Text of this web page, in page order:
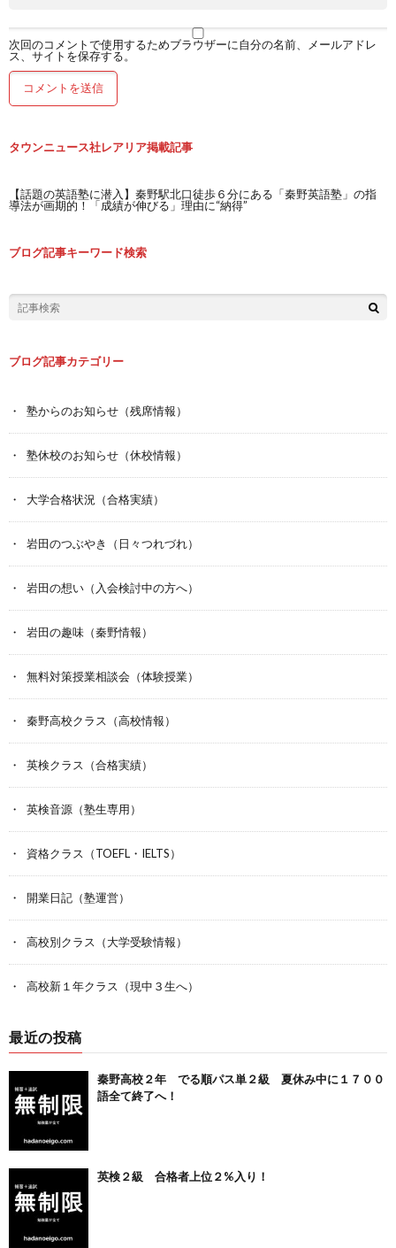
次回のコメントで使用するためブラウザーに自分の名前、メールアドレ
ス、サイトを保存する。
タウンニュース社レアリア掲載記事
【話題の英語塾に潜入】秦野駅北口徒歩６分にある「秦野英語塾」の指
導法が画期的！「成績が伸びる」理由に“納得”
ブログ記事キーワード検索
ブログ記事カテゴリー
塾からのお知らせ（残席情報）
塾休校のお知らせ（休校情報）
大学合格状況（合格実績）
岩田のつぶやき（日々つれづれ）
岩田の想い（入会検討中の方へ）
岩田の趣味（秦野情報）
無料対策授業相談会（体験授業）
秦野高校クラス（高校情報）
英検クラス（合格実績）
英検音源（塾生専用）
資格クラス（TOEFL・IELTS）
開業日記（塾運営）
高校別クラス（大学受験情報）
高校新１年クラス（現中３生へ）
最近の投稿
秦野高校２年 でる順パス単２級 夏休み中に１７００
語全て終了へ！
英検２級 合格者上位２%入り！